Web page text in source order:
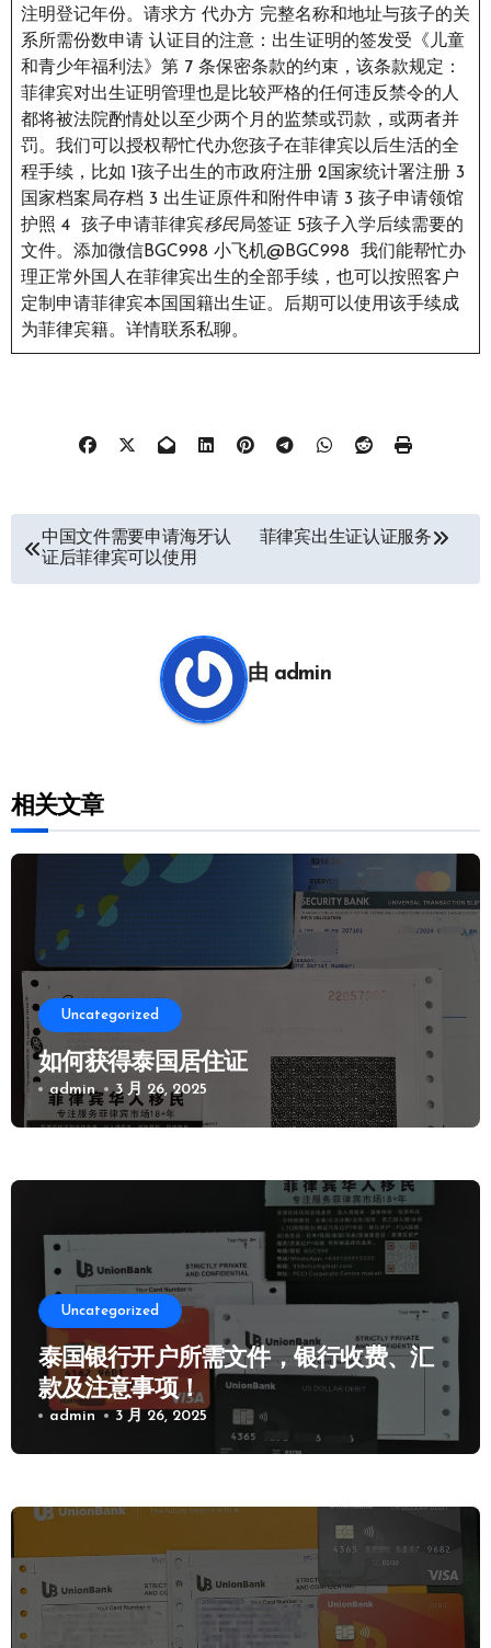
注明登记年份。请求方 代办方 完整名称和地址与孩子的关
系所需份数申请 认证目的注意：出生证明的签发受《儿童
和青少年福利法》第 7 条保密条款的约束，该条款规定：
菲律宾对出生证明管理也是比较严格的任何违反禁令的人
都将被法院酌情处以至少两个月的监禁或罚款，或两者并
罚。我们可以授权帮忙代办您孩子在菲律宾以后生活的全
程手续，比如 1孩子出生的市政府注册 2国家统计署注册 3
国家档案局存档 3 出生证原件和附件申请 3 孩子申请领馆
护照 4 孩子申请菲律宾移民局签证 5孩子入学后续需要的
文件。添加微信BGC998 小飞机@BGC998 我们能帮忙办
理正常外国人在菲律宾出生的全部手续，也可以按照客户
定制申请菲律宾本国国籍出生证。后期可以使用该手续成
为菲律宾籍。详情联系私聊。
中国文件需要申请海牙认
证后菲律宾可以使用
菲律宾出生证认证服务
由 admin
相关文章
Uncategorized
如何获得泰国居住证
admin 3 月 26, 2025
Uncategorized
泰国银行开户所需文件，银行收费、汇
款及注意事项！
admin 3 月 26, 2025